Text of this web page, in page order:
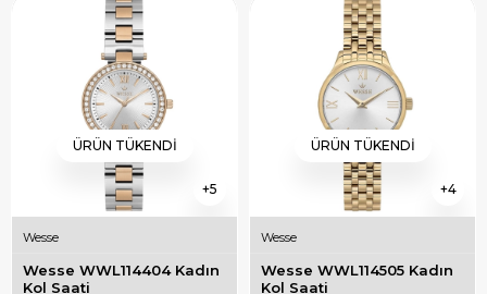
5
ÜRÜN TÜKENDI
Wesse
Wesse WWL114404 Kadın
Kol Saati
4
ÜRÜN TÜKENDI
Wesse
Wesse WWL114505 Kadın
Kol Saati